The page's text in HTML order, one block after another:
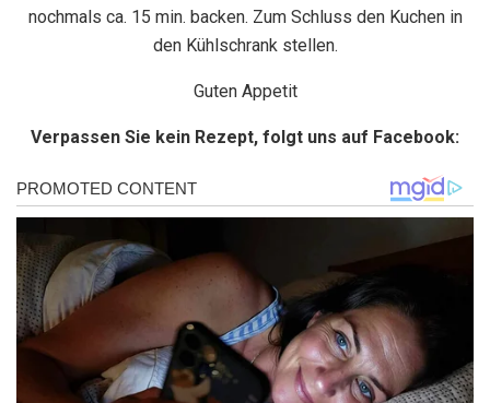
nochmals ca. 15 min. backen. Zum Schluss den Kuchen in
den Kühlschrank stellen.
Guten Appetit
Verpassen Sie kein Rezept, folgt uns auf Facebook: